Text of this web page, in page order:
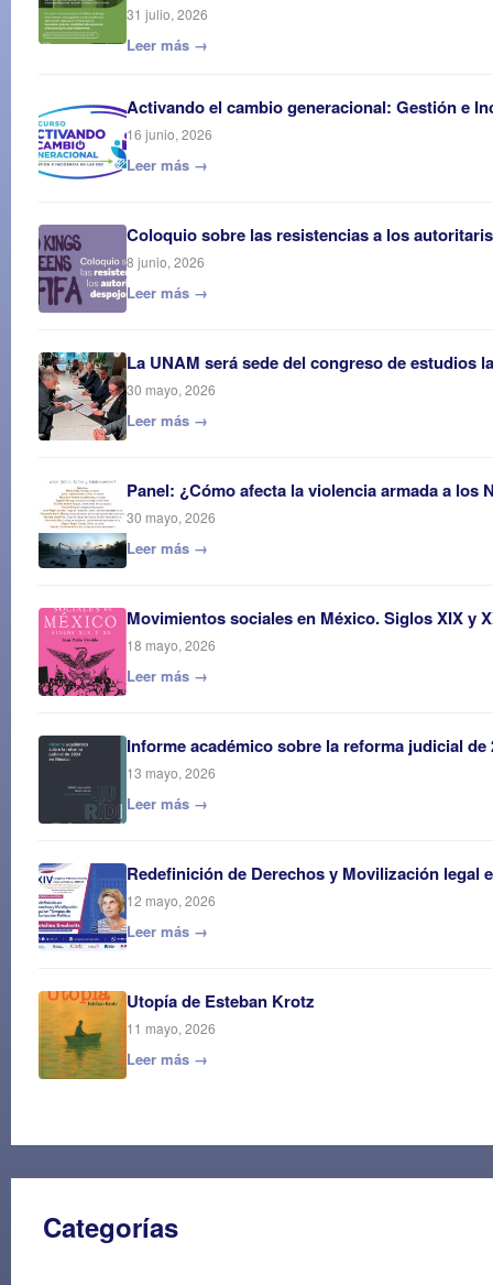
31 julio, 2026
Leer más →
Activando el cambio generacional: Gestión e
16 junio, 2026
Leer más →
Coloquio sobre las resistencias a los
8 junio, 2026
Leer más →
La UNAM será sede del congreso de estudios
30 mayo, 2026
Leer más →
Panel: ¿Cómo afecta la violencia armada a los
30 mayo, 2026
Leer más →
Movimientos sociales en México. Siglos XIX y
18 mayo, 2026
Leer más →
Informe académico sobre la reforma judicial de
13 mayo, 2026
Leer más →
Redefinición de Derechos y Movilización legal
12 mayo, 2026
Leer más →
Utopía de Esteban Krotz
11 mayo, 2026
Leer más →
Categorías